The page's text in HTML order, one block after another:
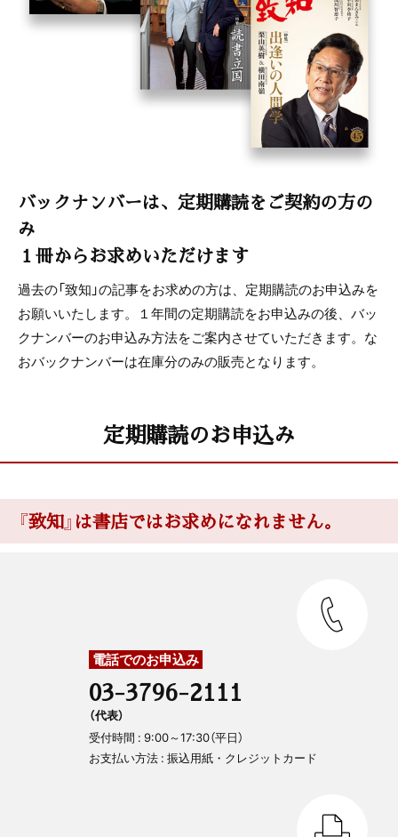
バックナンバーは、定期購読をご契約の方の
み
１冊からお求めいただけます
過去の「致知」の記事をお求めの方は、定期購読のお申込みを
お願いいたします。１年間の定期購読をお申込みの後、バッ
クナンバーのお申込み方法をご案内させていただきます。な
おバックナンバーは在庫分のみの販売となります。
定期購読のお申込み
『致知』は書店ではお求めになれません。
電話でのお申込み
03-3796-2111
（代表）
受付時間 : 9:00～17:30（平日）
お支払い方法 : 振込用紙・クレジットカード